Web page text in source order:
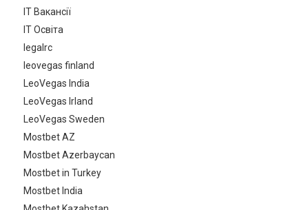
IT Вакансії
IT Освіта
legalrc
leovegas finland
LeoVegas India
LeoVegas Irland
LeoVegas Sweden
Mostbet AZ
Mostbet Azerbaycan
Mostbet in Turkey
Mostbet India